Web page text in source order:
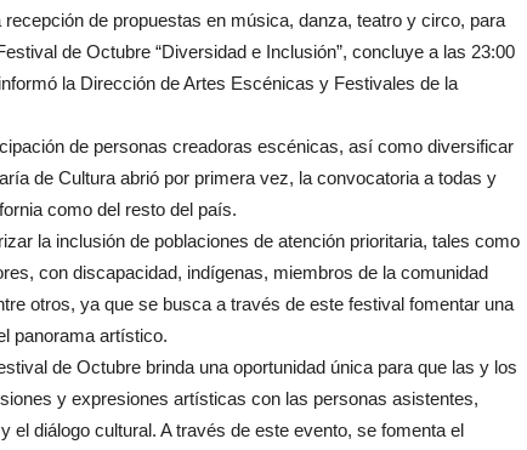
de propuestas en música, danza, teatro y circo, para
de Octubre “Diversidad e Inclusión”, concluye a las 23:00
la Dirección de Artes Escénicas y Festivales de la
de personas creadoras escénicas, así como diversificar
de Cultura abrió por primera vez, la convocatoria a todas y
como del resto del país.
la inclusión de poblaciones de atención prioritaria, tales como
con discapacidad, indígenas, miembros de la comunidad
otros, ya que se busca a través de este festival fomentar una
panorama artístico.
de Octubre brinda una oportunidad única para que las y los
y expresiones artísticas con las personas asistentes,
el diálogo cultural. A través de este evento, se fomenta el